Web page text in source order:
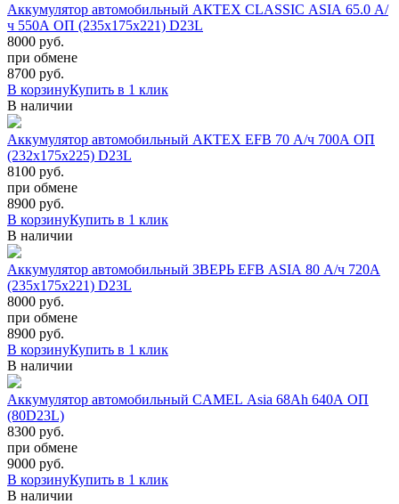
Аккумулятор автомобильный АКТЕХ CLASSIC ASIA 65.0 А/
ч 550А ОП (235x175x221) D23L
8000 руб.
при обмене
8700 руб.
В корзинуКупить в 1 клик
В наличии
Аккумулятор автомобильный АКТЕХ EFB 70 А/ч 700А ОП
(232x175x225) D23L
8100 руб.
при обмене
8900 руб.
В корзинуКупить в 1 клик
В наличии
Аккумулятор автомобильный ЗВЕРЬ EFB ASIA 80 А/ч 720А
(235х175х221) D23L
8000 руб.
при обмене
8900 руб.
В корзинуКупить в 1 клик
В наличии
Аккумулятор автомобильный CAMEL Asia 68Ah 640A ОП
(80D23L)
8300 руб.
при обмене
9000 руб.
В корзинуКупить в 1 клик
В наличии